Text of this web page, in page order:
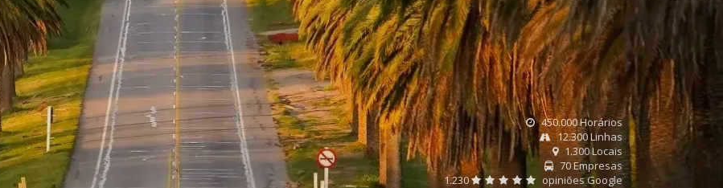
ómnibus
450.000 Horários
12.300 Linhas
1.300 Locais
70 Empresas
1.230
opiniões Google